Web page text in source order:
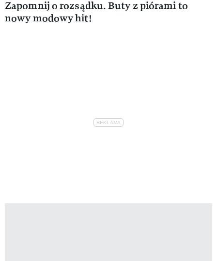
Zapomnij o rozsądku. Buty z piórami to
nowy modowy hit!